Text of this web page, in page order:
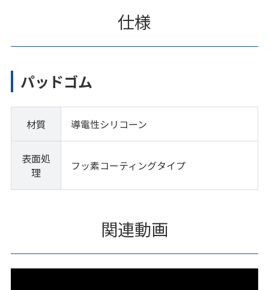
仕様
パッドゴム
材質 導電性シリコーン
表面処
理
フッ素コーティングタイプ
関連動画